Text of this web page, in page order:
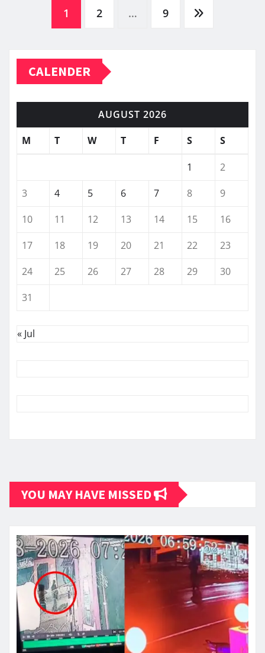
pagination
1 2 … 9
CALENDER
AUGUST 2026
M
T W T F S S
1
2
3
4 5 6 7 8
9
10
11 12 13 14 15
16
17
18 19 20 21 22
23
24
25 26 27 28 29
30
31
« Jul
YOU MAY HAVE MISSED